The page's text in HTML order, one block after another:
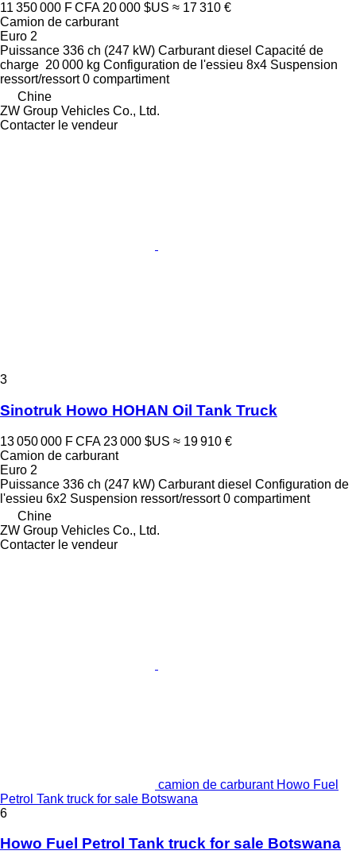
11 350 000 F CFA 20 000 $US ≈ 17 310 €
Camion de carburant
Euro 2
Puissance 336 ch (247 kW) Carburant diesel Capacité de
charge 20 000 kg Configuration de l'essieu 8x4 Suspension
ressort/ressort 0 compartiment
Chine
ZW Group Vehicles Co., Ltd.
Contacter le vendeur
3
Sinotruk Howo HOHAN Oil Tank Truck
13 050 000 F CFA 23 000 $US ≈ 19 910 €
Camion de carburant
Euro 2
Puissance 336 ch (247 kW) Carburant diesel Configuration de
l'essieu 6x2 Suspension ressort/ressort 0 compartiment
Chine
ZW Group Vehicles Co., Ltd.
Contacter le vendeur
camion de carburant Howo Fuel
Petrol Tank truck for sale Botswana
6
Howo Fuel Petrol Tank truck for sale Botswana